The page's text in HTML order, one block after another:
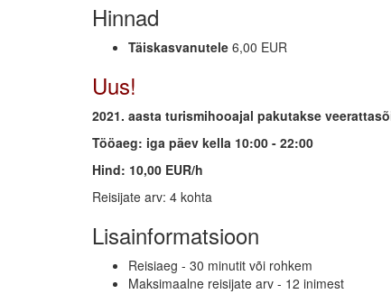
Hinnad
Täiskasvanutele 6,00 EUR
Uus!
2021. aasta turismihooajal pakutakse
Tööaeg: iga päev kella 10:00 - 22:00
Hind: 10,00 EUR/h
Reisijate arv: 4 kohta
Lisainformatsioon
Reisiaeg - 30 minutit või rohkem
Maksimaalne reisijate arv - 12 inimest